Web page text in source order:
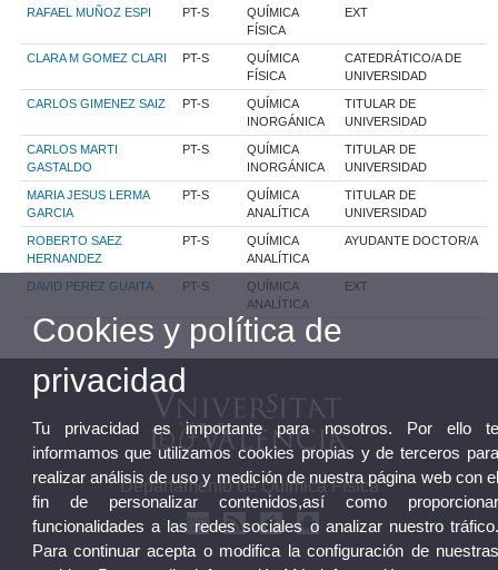
RAFAEL MUÑOZ ESPI PT-S
QUÍMICA
FÍSICA
EXT
CLARA M GOMEZ CLARI PT-S
QUÍMICA
FÍSICA
CATEDRÁTICO/A DE
UNIVERSIDAD
CARLOS GIMENEZ SAIZ PT-S
QUÍMICA
INORGÁNICA
TITULAR DE
UNIVERSIDAD
CARLOS MARTI
GASTALDO
PT-S
QUÍMICA
INORGÁNICA
TITULAR DE
UNIVERSIDAD
MARIA JESUS LERMA
GARCIA
PT-S
QUÍMICA
ANALÍTICA
TITULAR DE
UNIVERSIDAD
ROBERTO SAEZ
HERNANDEZ
PT-S
QUÍMICA
ANALÍTICA
AYUDANTE DOCTOR/A
DAVID PEREZ GUAITA PT-S
QUÍMICA
ANALÍTICA
EXT
Departamento de Química Física
Cookies y política de
privacidad
Tu privacidad es importante para nosotros. Por ello
informamos que utilizamos cookies propias y de terceros
realizar análisis de uso y medición de nuestra página web con
fin de personalizar contenidos,así como
funcionalidades a las redes sociales o analizar nuestro
Para continuar acepta o modifica la configuración de